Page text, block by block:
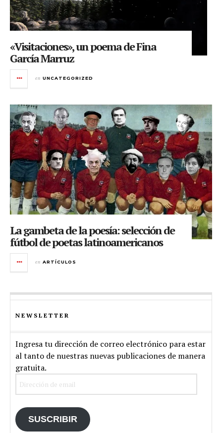
«Visitaciones», un poema de Fina
García Marruz
en UNCATEGORIZED
La gambeta de la poesía: selección de
fútbol de poetas latinoamericanos
en ARTÍCULOS
NEWSLETTER
Ingresa tu dirección de correo electrónico para estar
al tanto de nuestras nuevas publicaciones de manera
gratuita.
SUSCRIBIR